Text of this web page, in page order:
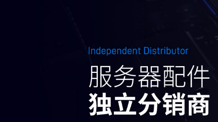
INTEL DT/MOBILE CPU
SOLIDIGM SSD
SAMSUNG SSD
MEMORY